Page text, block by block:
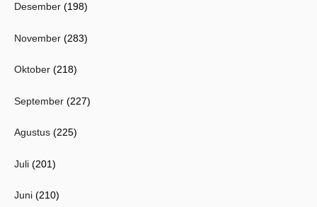
Desember (198)
November (283)
Oktober (218)
September (227)
Agustus (225)
Juli (201)
Juni (210)